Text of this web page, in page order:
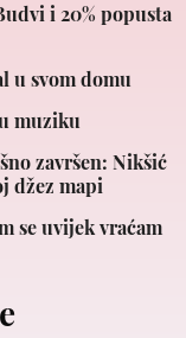
i 20% popusta
u svom domu
muziku
završen: Nikšić
džez mapi
se uvijek vraćam